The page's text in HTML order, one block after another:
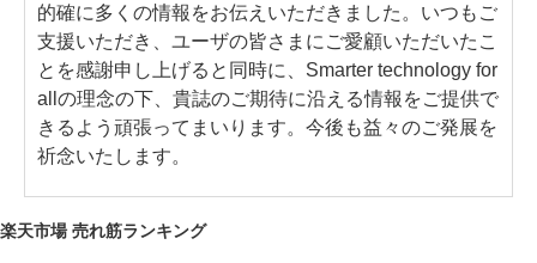
的確に多くの情報をお伝えいただきました。いつもご
支援いただき、ユーザの皆さまにご愛顧いただいたこ
とを感謝申し上げると同時に、Smarter technology for
allの理念の下、貴誌のご期待に沿える情報をご提供で
きるよう頑張ってまいります。今後も益々のご発展を
祈念いたします。
楽天市場 売れ筋ランキング